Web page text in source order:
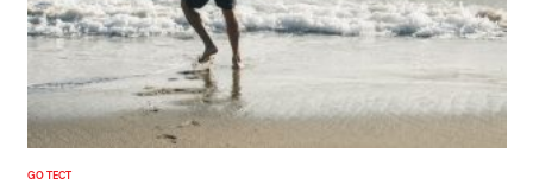
GO ТЕСТ